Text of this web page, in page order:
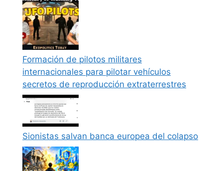
Formación de pilotos militares
internacionales para pilotar vehículos
secretos de reproducción extraterrestres
Sionistas salvan banca europea del colapso